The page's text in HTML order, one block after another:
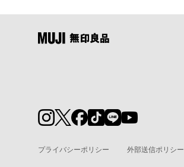
プライバシーポリシー 外部送信ポリシー